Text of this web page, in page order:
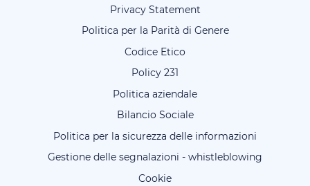
Privacy Statement
Politica per la Parità di Genere
Codice Etico
Policy 231
Politica aziendale
Bilancio Sociale
Politica per la sicurezza delle informazioni
Gestione delle segnalazioni - whistleblowing
Cookie